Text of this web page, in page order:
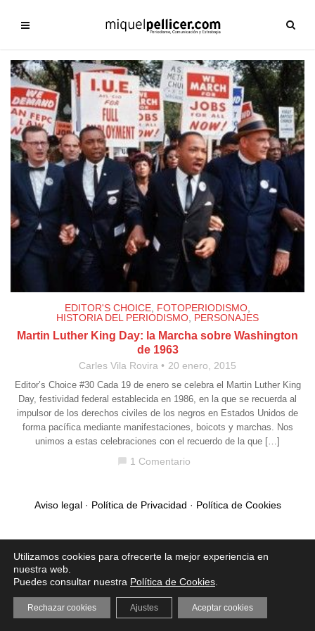
EDITOR'S CHOICE FOTOPERIODISMO
HISTORIA DEL PERIODISMO PERSONAJES
Martin Luther King Day: la Marcha sobre Washington
de 1963
Carles Vila Rovira 20 enero, 2015
Editor’s Choice #30 Cada 19 de enero se celebra el Martin Luther King
Day, festividad federal establecida en 1986, en la que se recuerda al
impulsor de los derechos civiles de los negros en Estados Unidos de
forma pacífica mediante manifestaciones, boicots y marchas. Nos
unimos a estas celebraciones con el recuerdo de la que […]
chat_bubble 1 Comentario
Aviso legal· Política de Privacidad · Política de Cookies
Utilizamos cookies para ofrecerte la mejor experiencia en
nuestra web.
Puedes consultar nuestra Política de Cookies
Aceptar cookies
Rechazar cookies Ajustes